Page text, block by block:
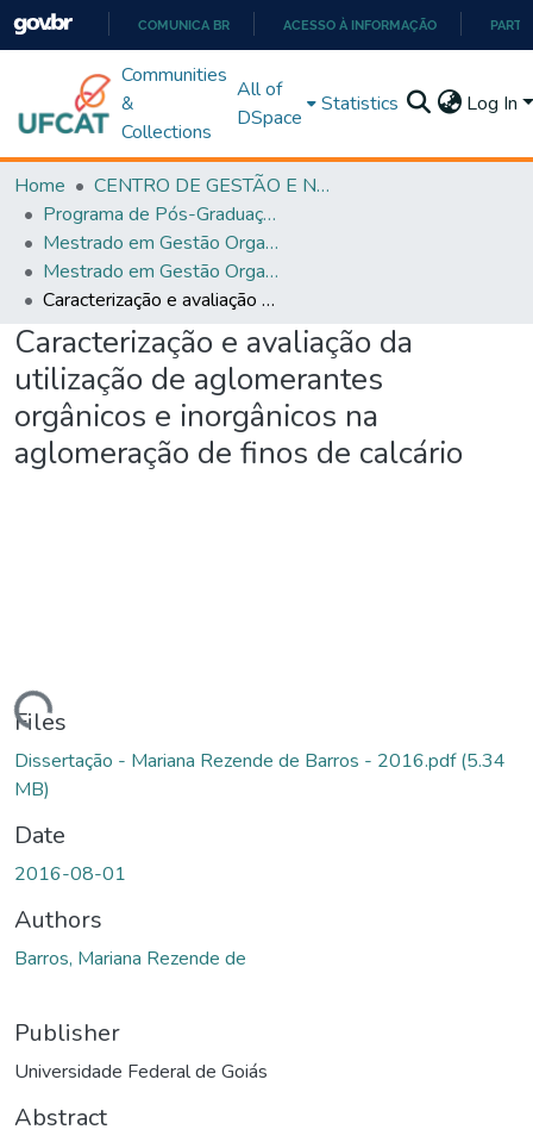
PARA
O
COMUNICA BR ACESSO À INFORMAÇÃO
Communities
&
Collections
All of
DSpace
Statistics Log In
Home
CENTRO DE GESTÃO E NEGÓCIOS
Programa de Pós-Graduação em Gestão Organizacional (PPGGO)
Mestrado em Gestão Organizacional - PPGGO
Mestrado em Gestão Organizacional - PPGGO
Caracterização e avaliação da utilização de aglomerantes orgânicos e inorgânicos na aglomeração de finos de calcário
Caracterização e avaliação da
utilização de aglomerantes
orgânicos e inorgânicos na
aglomeração de finos de calcário
Files
Dissertação - Mariana Rezende de Barros - 2016.pdf(5.34
MB)
Date
2016-08-01
Authors
Barros, Mariana Rezende de
Publisher
Universidade Federal de Goiás
Abstract